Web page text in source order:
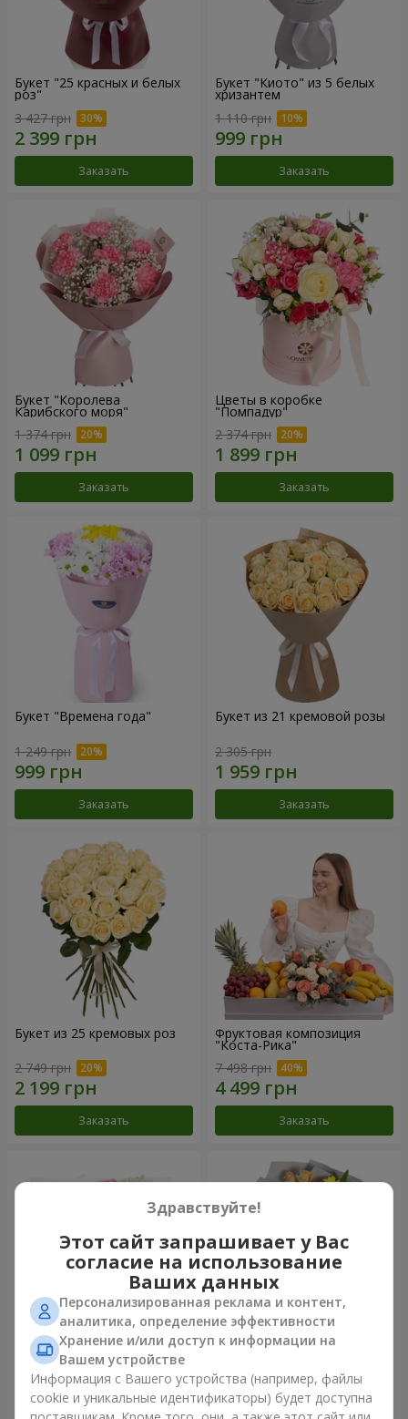
Букет "25 красных и белых
роз"
3 427 грн
Заказать
Букет "Киото" из 5 белых
хризантем
1 110 грн
Заказать
Букет "Королева
Карибского моря"
1 374 грн
Заказать
Цветы в коробке
"Помпадур"
2 374 грн
Заказать
Букет "Времена года"
1 249 грн
Заказать
Букет из 21 кремовой розы
2 305 грн
Заказать
Букет из 25 кремовых роз
2 749 грн
Заказать
Фруктовая композиция
"Коста-Рика"
7 498 грн
Заказать
Букет "Крещатик"
4 427 грн
Букет "Мы и лето"
1 732 грн
Здравствуйте!
Этот сайт запрашивает у Вас
согласие на использование
Ваших данных
Персонализированная реклама и контент,
аналитика, определение эффективности
Хранение и/или доступ к информации на
Вашем устройстве
Информация с Вашего устройства (например, файлы
cookie и уникальные идентификаторы) будет доступна